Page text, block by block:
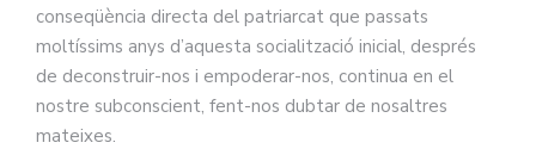
conseqüència directa del patriarcat que passats
moltíssims anys d’aquesta socialització inicial, després
de deconstruir-nos i empoderar-nos, continua en el
nostre subconscient, fent-nos dubtar de nosaltres
mateixes.